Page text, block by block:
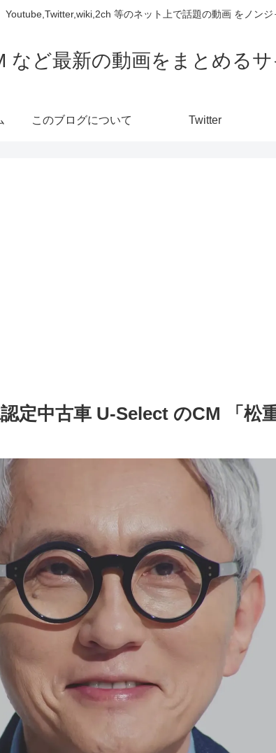
Youtube,Twitter,wiki,2ch 等のネット上で話題の動画 をノン
など最新の動画をまとめる
このブログについて Twitter
定中古車 U-Select のCM 「松